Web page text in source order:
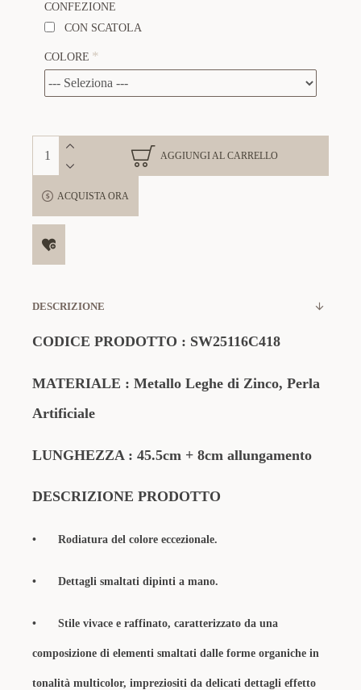
CONFEZIONE
CON SCATOLA
COLORE
AGGIUNGI AL CARRELLO
ACQUISTA ORA
DESCRIZIONE
CODICE PRODOTTO : SW25116C418
MATERIALE : Metallo Leghe di Zinco, Perla
Artificiale
LUNGHEZZA : 45.5cm + 8cm allungamento
DESCRIZIONE PRODOTTO
• Rodiatura del colore eccezionale.
• Dettagli smaltati dipinti a mano.
• Stile vivace e raffinato, caratterizzato da una
composizione di elementi smaltati dalle forme organiche in
tonalità multicolor, impreziositi da delicati dettagli effetto